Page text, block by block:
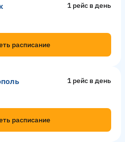
1 рейс в день
расписание
1 рейс в день
расписание